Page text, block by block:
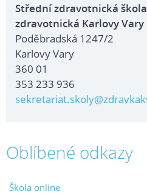
Střední zdravotnická
zdravotnická Karlovy Vary
Poděbradská 1247/2
Karlovy Vary
360 01
353 233 936
Oblíbené odkazy
Škola online